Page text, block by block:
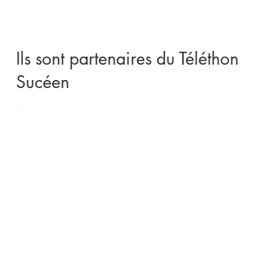
Ils sont partenaires du Téléthon
Sucéen